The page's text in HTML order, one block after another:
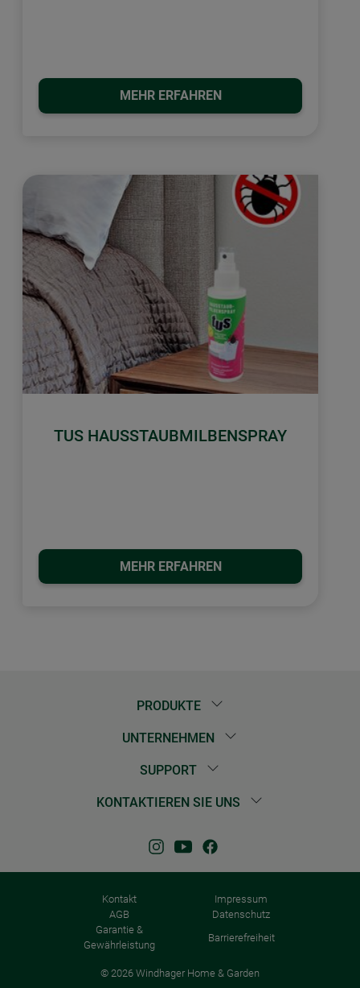
MEHR ERFAHREN
TUS HAUSSTAUBMILBENSPRAY
MEHR ERFAHREN
PRODUKTE
UNTERNEHMEN
SUPPORT
KONTAKTIEREN SIE UNS
Kontakt
Impressum
AGB
Datenschutz
Garantie &
Gewährleistung
Barrierefreiheit
© 2026 Windhager Home & Garden